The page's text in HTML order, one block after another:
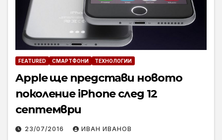
FEATURED СМАРТФОНИ ТЕХНОЛОГИИ
Apple ще представи новото
поколение iPhone след 12
септември
23/07/2016 ИВАН ИВАНОВ